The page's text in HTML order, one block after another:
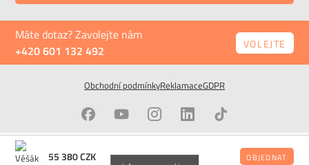
55 380CZK OBJEDNAT
Máte dotaz? Zavolejte nám
+420 601 132 492
VOLEJTE
Obchodní podmínkyReklamaceGDPR
© ALAX.cz All Rights Reserved Stránky od